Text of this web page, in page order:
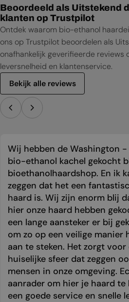
Beoordeeld als Uitstekend
klanten op Trustpilot
Ontdek waarom bio-ethanol
ons op Trustpilot beoordelen als
onafhankelijk geverifieerde
leversnelheid en klantenservice.
Bekijk alle reviews
Wij hebben de Washington -
bio-ethanol kachel gekocht
bioethanolhaardshop. En ik
zeggen dat het een
haard is. Wij zijn enorm blij
hier onze haard hebben
een lange aansteker er bij
om zo op een veilige manier
aan te steken. Het zorgt voor
huiselijke sfeer dat zeggen
mensen in onze omgeving.
aanrader om hier je haard te
een goede service en snelle